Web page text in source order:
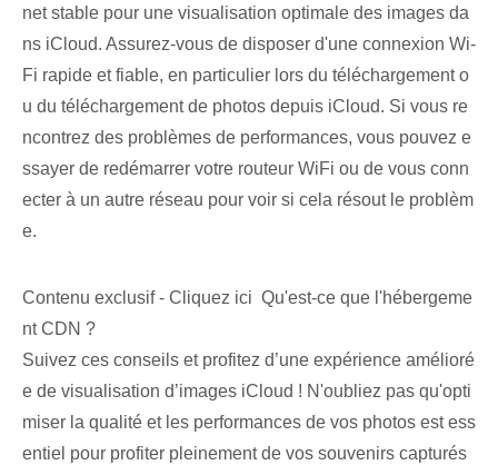
net stable pour une visualisation optimale des images da
ns iCloud. Assurez-vous de disposer d'une connexion Wi-
Fi rapide et fiable, en particulier lors du téléchargement o
u du téléchargement de photos depuis iCloud. Si vous re
ncontrez des problèmes de performances, vous pouvez e
ssayer de redémarrer votre routeur WiFi ou de vous conn
ecter à un autre réseau pour voir si cela résout le problèm
e.
Contenu exclusif - Cliquez ici Qu'est-ce que l'hébergeme
nt CDN ?
Suivez ces⁤ conseils et profitez d’une expérience amélioré
e de visualisation d’images iCloud ! N'oubliez pas qu'opti
miser la qualité et les performances de vos photos est ess
entiel pour profiter pleinement de vos souvenirs capturés